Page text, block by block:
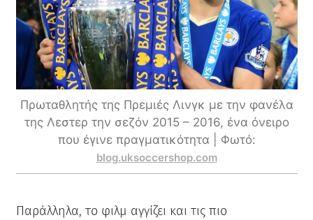
Πρωταθλητής της Πρεμιές Λινγκ με την φανέλα
της Λεστερ την σεζόν 2015 – 2016, ένα όνειρο
που έγινε πραγματικότητα | Φωτό:
blog.uksoccershop.com
Παράλληλα, το φιλμ αγγίζει και τις πιο